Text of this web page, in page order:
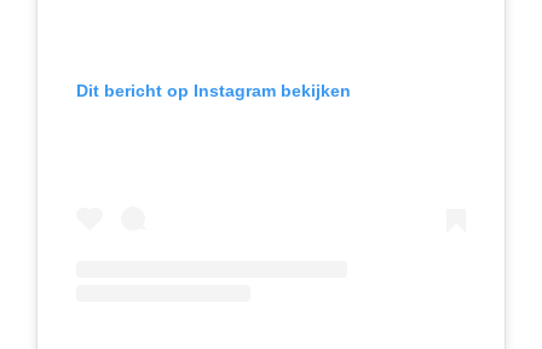
Dit bericht op Instagram bekijken